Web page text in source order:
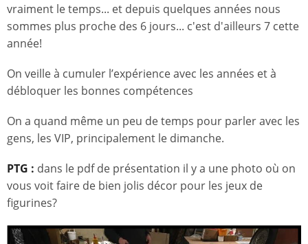
vraiment le temps... et depuis quelques années nous
sommes plus proche des 6 jours... c'est d'ailleurs 7 cette
année!
On veille à cumuler l’expérience avec les années et à
débloquer les bonnes compétences
On a quand même un peu de temps pour parler avec les
gens, les VIP, principalement le dimanche.
PTG : dans le pdf de présentation il y a une photo où on
vous voit faire de bien jolis décor pour les jeux de
figurines?